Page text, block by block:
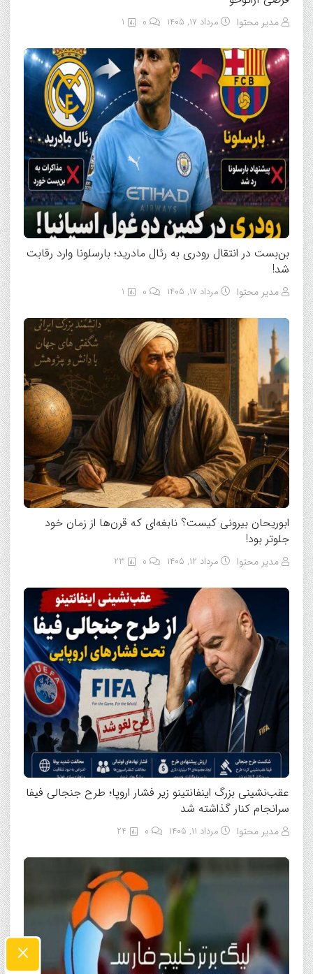
مدیر محتوا مرداد ۱۷, ۱۴۰۵ 1
بن‌بست در انتقال رودری به رئال مادرید؛ بارسلونا وارد رقابت
شد!
مدیر محتوا مرداد ۱۷, ۱۴۰۵ 1
ابوریحان بیرونی کیست؟ نابغه‌ای که قرن‌ها از زمان خود
جلوتر بود!
مدیر محتوا مرداد ۱۲, ۱۴۰۵ 23
عقب‌نشینی بزرگ اینفانتینو زیر فشار اروپا؛ طرح جنجالی فیفا
سرانجام کنار گذاشته شد
مدیر محتوا مرداد ۱۱, ۱۴۰۵ 24
×